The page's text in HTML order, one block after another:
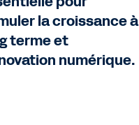
la croissance à
terme et
numérique.